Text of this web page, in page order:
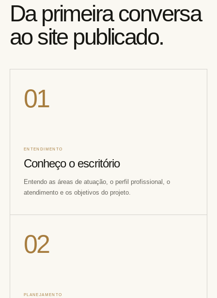
Da primeira conversa
ao site publicado.
01
ENTENDIMENTO
Conheço o escritório
Entendo as áreas de atuação, o perfil profissional, o
atendimento e os objetivos do projeto.
02
PLANEJAMENTO